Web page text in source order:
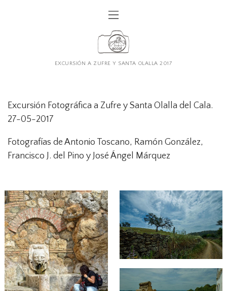
EXCURSIÓN A ZUFRE Y SANTA OLALLA 2017
Excursión Fotográfica a Zufre y Santa Olalla del Cala.
27-05-2017
Fotografías de Antonio Toscano, Ramón González,
Francisco J. del Pino y José Ángel Márquez